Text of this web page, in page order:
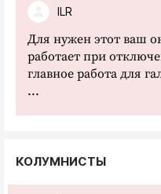
ILR
Для нужен этот ваш
работает при
главное работа для
...
КОЛУМНИСТЫ